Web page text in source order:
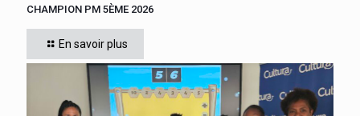
Cette année, tous les élèves de 5ème du collège se sont
affrontés. Six finalistes se sont disputé le titre de Champion
« Le compte est bon PM
CHAMPION PM 5ÈME 2026
En savoir plus